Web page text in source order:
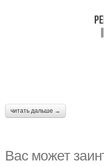
читать дальше →
Вас может